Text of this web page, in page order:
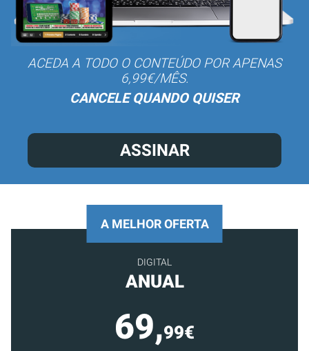
ACEDA A TODO O CONTEÚDO POR APENAS
6,99€/MÊS.
CANCELE QUANDO QUISER
ASSINAR
A MELHOR OFERTA
DIGITAL
ANUAL
69,99€